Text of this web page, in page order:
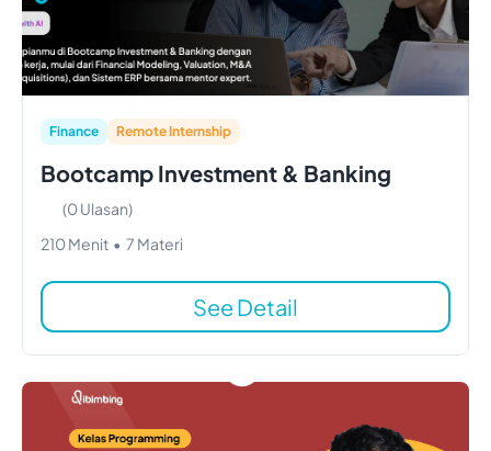
Finance Remote Internship
Bootcamp Investment & Banking
(0Ulasan)
210Menit • 7 Materi
See Detail